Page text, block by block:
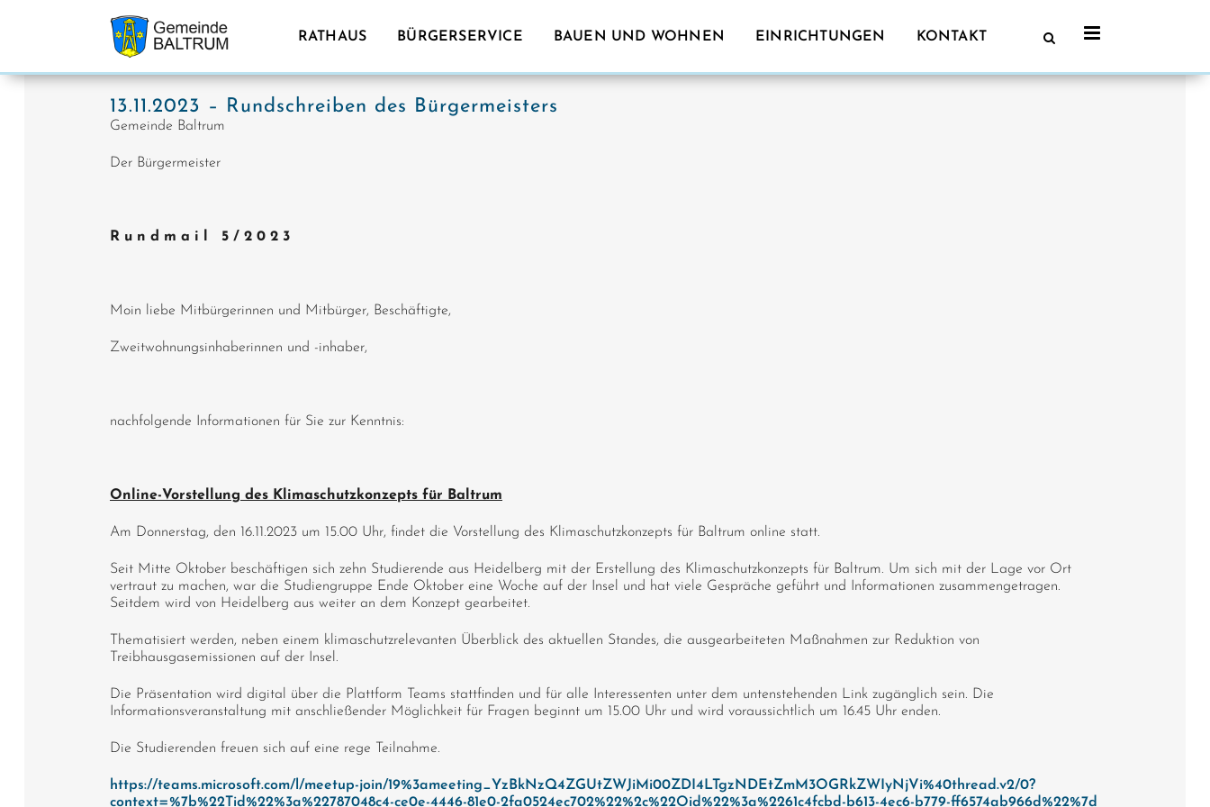
RATHAUS BÜRGERSERVICE BAUEN UND WOHNEN EINRICHTUNGEN KONTAKT
13.11.2023 – Rundschreiben des Bürgermeisters
Gemeinde Baltrum
Der Bürgermeister
R u n d m a i l 5 / 2 0 2 3
Moin liebe Mitbürgerinnen und Mitbürger, Beschäftigte,
Zweitwohnungsinhaberinnen und -inhaber,
nachfolgende Informationen für Sie zur Kenntnis:
Online-Vorstellung des Klimaschutzkonzepts für Baltrum
Am Donnerstag, den 16.11.2023 um 15.00 Uhr, findet die Vorstellung des Klimaschutzkonzepts für Baltrum online statt.
Seit Mitte Oktober beschäftigen sich zehn Studierende aus Heidelberg mit der Erstellung des Klimaschutzkonzepts für Baltrum. Um sich mit der Lage vor Ort
vertraut zu machen, war die Studiengruppe Ende Oktober eine Woche auf der Insel und hat viele Gespräche geführt und Informationen zusammengetragen.
Seitdem wird von Heidelberg aus weiter an dem Konzept gearbeitet.
Thematisiert werden, neben einem klimaschutzrelevanten Überblick des aktuellen Standes, die ausgearbeiteten Maßnahmen zur Reduktion von
Treibhausgasemissionen auf der Insel.
Die Präsentation wird digital über die Plattform Teams stattfinden und für alle Interessenten unter dem untenstehenden Link zugänglich sein. Die
Informationsveranstaltung mit anschließender Möglichkeit für Fragen beginnt um 15.00 Uhr und wird voraussichtlich um 16.45 Uhr enden.
Die Studierenden freuen sich auf eine rege Teilnahme.
https://teams.microsoft.com/l/meetup-join/19%3ameeting_YzBkNzQ4ZGUtZWJiMi00ZDI4LTgzNDEtZmM3OGRkZWIyNjVi%40thread.v2/0?
context=%7b%22Tid%22%3a%22787048c4-ce0e-4446-81e0-2fa0524ec702%22%2c%22Oid%22%3a%2261c4fcbd-b613-4ec6-b779-ff6574ab966d%22%7d